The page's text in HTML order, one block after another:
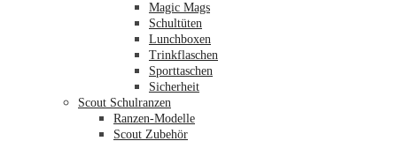
Magic Mags
Schultüten
Lunchboxen
Trinkflaschen
Sporttaschen
Sicherheit
Scout Schulranzen
Ranzen-Modelle
Scout Zubehör